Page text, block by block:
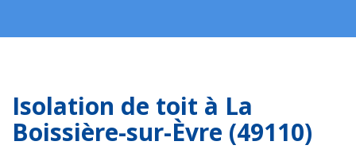
Isolation de toit à La
Boissière-sur-Èvre (49110)